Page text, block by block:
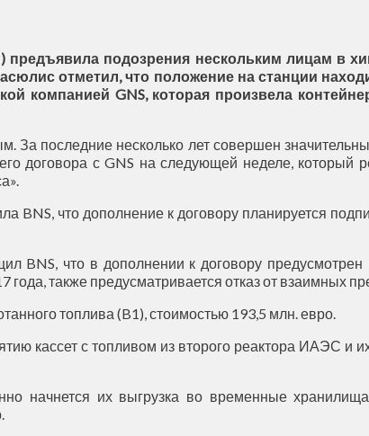
подозрения нескольким лицам в
отметил, что положение на станции
компанией GNS, которая произвела
За последние несколько лет совершен
договора с GNS на следующей неделе, который
что дополнение к договору планируется
BNS, что в дополнении к договору
также предусматривается отказ от взаимных
топлива (B1), стоимостью 193,5 млн. евро.
кассет с топливом из второго реактора ИАЭС
начнется их выгрузка во временные